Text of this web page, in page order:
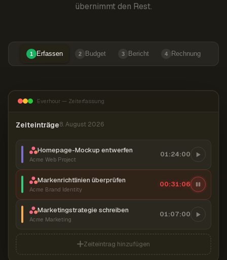
übernimmt den Rest.
1 Erfassen 2 Budget 3 Bericht 4 Rechnung
Everhour — Zeiterfassung
Zeiteinträge8. August 2026
Homepage-Mockup entwerfen
Acme Web Project
01:24:00
Markenrichtlinien überprüfen
Acme Brand Identity
00:31:07
Marketingstrategie schreiben
Acme Marketing
01:07:00
Zeiteintrag hinzufügen